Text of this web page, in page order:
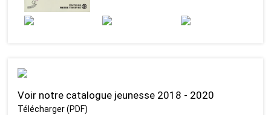
Voir notre catalogue jeunesse 2018 - 2020
Télécharger (PDF)